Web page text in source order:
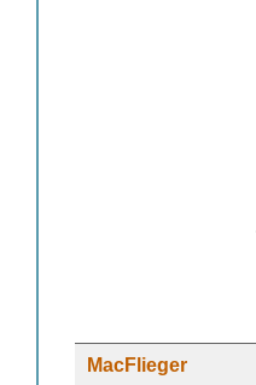
MacFlieger